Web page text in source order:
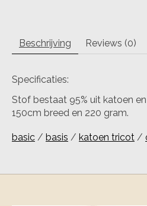
Beschrijving Reviews (0)
Specificaties:
Stof bestaat 95% uit katoen
150cm breed en 220 gram.
basic / basis / katoen tricot /